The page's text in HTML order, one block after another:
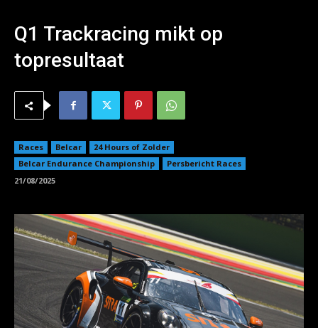
Q1 Trackracing mikt op
topresultaat
Races Belcar
24 Hours of Zolder
Belcar Endurance Championship
Persbericht Races
21/08/2025